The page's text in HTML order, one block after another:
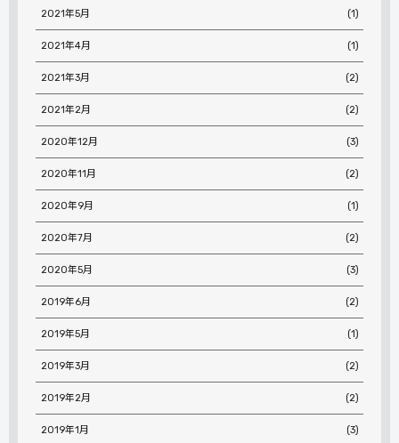
2021年5月 (1)
2021年4月 (1)
2021年3月 (2)
2021年2月 (2)
2020年12月 (3)
2020年11月 (2)
2020年9月 (1)
2020年7月 (2)
2020年5月 (3)
2019年6月 (2)
2019年5月 (1)
2019年3月 (2)
2019年2月 (2)
2019年1月 (3)